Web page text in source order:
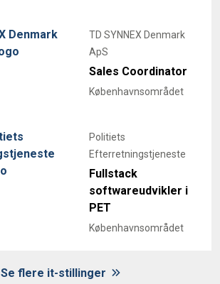
TD SYNNEX Denmark
ApS
Sales Coordinator
Københavnsområdet
Politiets
Efterretningstjeneste
Fullstack
softwareudvikler i
PET
Københavnsområdet
Se flere it-stillinger